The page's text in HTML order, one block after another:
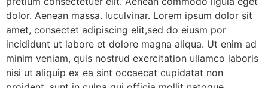
dolor. Aenean massa. luculvinar. Lorem ipsum dolor sit
amet, consectet adipiscing elit,sed do eiusm por
incididunt ut labore et dolore magna aliqua. Ut enim ad
minim veniam, quis nostrud exercitation ullamco laboris
nisi ut aliquip ex ea sint occaecat cupidatat non